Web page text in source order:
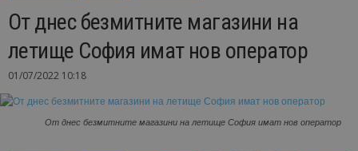
От днес безмитните магазини на
летище София имат нов оператор
01/07/2022 10:18
От днес безмитните магазини на летище София имат нов оператор